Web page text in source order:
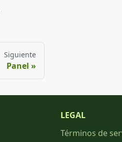
Siguiente
Panel
LEGAL
Términos de